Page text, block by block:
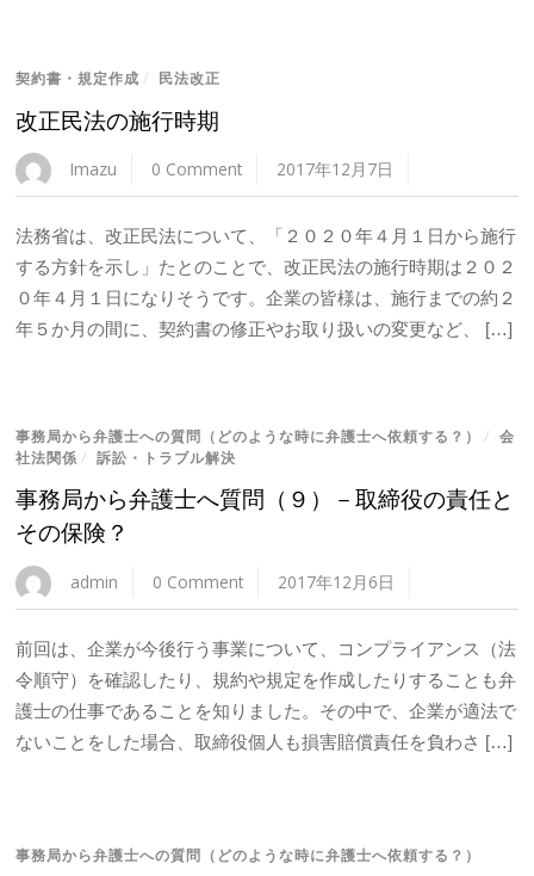
契約書・規定作成 / 民法改正
改正民法の施行時期
Imazu 0 Comment 2017年12月7日
法務省は、改正民法について、「２０２０年４月１日から施行
する方針を示し」たとのことで、改正民法の施行時期は２０２
０年４月１日になりそうです。企業の皆様は、施行までの約２
年５か月の間に、契約書の修正やお取り扱いの変更など、 […]
事務局から弁護士への質問（どのような時に弁護士へ依頼する？） / 会
社法関係 / 訴訟・トラブル解決
事務局から弁護士へ質問（９）－取締役の責任と
その保険？
admin 0 Comment 2017年12月6日
前回は、企業が今後行う事業について、コンプライアンス（法
令順守）を確認したり、規約や規定を作成したりすることも弁
護士の仕事であることを知りました。その中で、企業が適法で
ないことをした場合、取締役個人も損害賠償責任を負わさ […]
事務局から弁護士への質問（どのような時に弁護士へ依頼する？）